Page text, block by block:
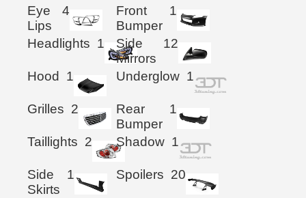
Eye
Lips
4
Front
Bumper
1
Headlights 1
Side
Mirrors
12
Hood 1 Underglow 1
Grilles 2
Rear
Bumper
1
Taillights 2 Shadow 1
Side
Skirts
1 Spoilers 20